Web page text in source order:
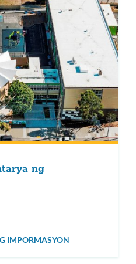
ng
IMPORMASYON